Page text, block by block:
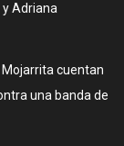
Adriana
cuentan
una banda de